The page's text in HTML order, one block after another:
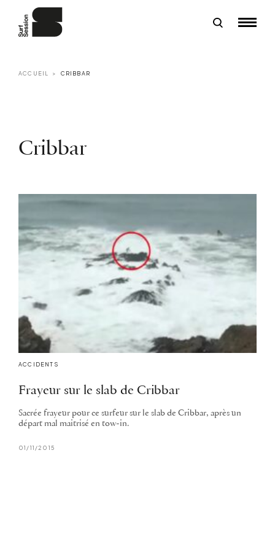
ACCUEIL CRIBBAR
Cribbar
ACCIDENTS
Frayeur sur le slab de Cribbar
Sacrée frayeur pour ce surfeur sur le slab de Cribbar, après un
départ mal maitrisé en tow-in.
01/11/2015